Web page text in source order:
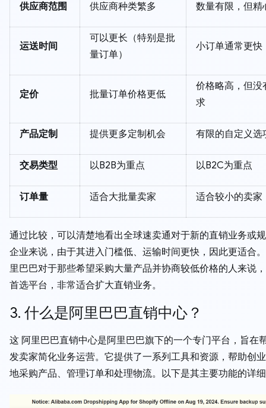
供应商范围 供应商种类繁多 数量有限，但精
运送时间
可以更长（特别是批
量订单）
小订单通常更快
定价 批量订单价格更低
价格略高，但没
求
产品定制 提供更多定制机会 有限的自定义选
交易类型 以B2B为重点 以B2C为重点
订单量 适合大批量卖家 适合较小的卖家
通过比较，可以清楚地看出全球速卖通对于新的直销业务或
企业来说，由于其进入门槛低、运输时间更快，因此更适合
里巴巴对于那些希望采购大量产品并协商较低价格的人来说
首选平台，非常适合扩大直销业务。
3. 什么是阿里巴巴直销中心？
这 阿里巴巴直销中心是阿里巴巴旗下的一个专门平台，旨在
发卖家简化业务运营。它提供了一系列工具和资源，帮助创
地采购产品、管理订单和处理物流。以下是其主要功能的详